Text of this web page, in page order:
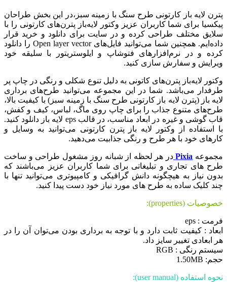
پترن لایه باز کارتونی طرح سنگ‌ با زمینه سبز،در این بخش طراحان
پیکسیا برای شما کاربران عزیز وکتور لایه‌باز پترن‌های کارتونی را با
سلایق مختلف طراحی کرده و در سایت برای دانلود و خرید قرار
داده‌ایم. همچنین شما می‌توانید فایل‌های Open layer vector را دانلود
کرده و در نرم‌افزارهای فتوشاپ و ایلوستریتور با سلیقه خود
ویرایش و سفارش سازی کنید.
وکتور لایه‌باز پترن‌های کاتونی به دلیل تنوع شکلی و رنگی در چاپ پر
طرفدار می‌باشد. شما در این مجموعه می‌توانید طرح‌های برداری
لایه باز (پترن لایه باز کارتونی طرح سنگ‌ با زمینه سبز) با کیفیت بالا،
طرح‌های متنوع جذاب را برای چاپ روی ماگ، لباس، کیف و کفش،
قاب گوشی و غیره در ابعاد مناسب، در قالب eps لایه باز دانلود کنید.
با استفاده از وکتور لایه باز پترن کارتونی می‌توانید به وسایل و
کارهای خود با هر طرح و رنگی جذابیت می‌دهید.
مجموعه Pixia در هر لحظه از شبانه روز مشغول طراحی و ساخت
طرح های تجاری و تبلیغاتی برای شما کاربران عزیز می‌باشند که
بدون نیاز به هیچگونه دانش گرافیکی و کامپیوتری می‌توانید تنها با
چند کلیک ساده به طرح های مورد نیاز خود دست پیدا کنید.
خصوصیات (properties):
فرمت : eps
ابعاد : کیفیت ثابت دارد و با توجه به برداری بودن می‌توان آن را در
هر ابعادی تغییر سایز داد.
سیستم رنگی : RGB
حجم: 1.50MB
نحوه استفاده (user manual):